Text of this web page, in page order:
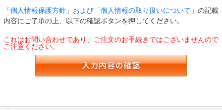
「個人情報保護方針」および「個人情報の取り扱いについて」 の記載
内容にご了承の上、以下の確認ボタンを押してください。
これはお問い合わせであり、ご注文のお手続きではございませんので
ご注意ください。